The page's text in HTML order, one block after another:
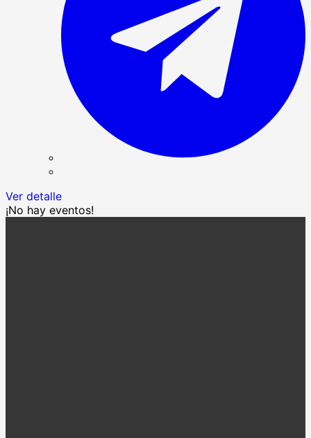
Ver detalle
¡No hay eventos!